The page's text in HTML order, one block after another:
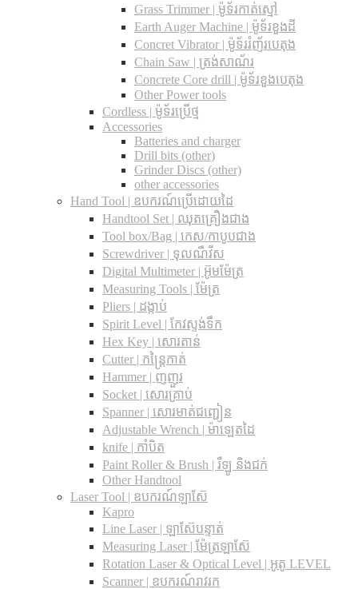
Grass Trimmer | ម៉ូទ័រកាត់ស្មៅ
Earth Auger Machine | ម៉ូទ័រខួងដី
Concret Vibrator | ម៉ូទ័ររំញ័របេតុង
Chain Saw | ត្រង់សាណ័រ
Concrete Core drill | ម៉ូទ័រខួងបេតុង
Other Power tools
Cordless​ | ម៉ូទ័រប្រើថ្ម
Accessories
Batteries and charger
Drill bits (other)
Grinder Discs (other)
other accessories
Hand Tool | ឧបករណ៍ប្រើដោយដៃ
Handtool Set | ឈុតគ្រឿងជាង
Tool box/Bag | កេស/កាបូបជាង
Screwdriver | ទុលណឺវីស
Digital Multimeter | អ៊ូមម៉ែត្រ
Measuring Tools | ម៉ែត្រ
Pliers | ដង្កាប់
Spirit Level | កែវស្ទង់ទឹក
Hex Key | សោរតាន់
Cutter | កន្រ្តៃកាត់
Hammer | ញញួរ
Socket | សោរគ្រាប់
Spanner |​ សោរមាត់ជញ្ជៀន
Adjustable Wrench |​ ម៉ាឡេតដៃ
knife | កាំបិត
Paint Roller & Brush | រឺឡូ និងជក់
Other Handtool
Laser Tool | ឧបករណ៍ឡាស៊ែ
Kapro
Line Laser | ឡាស៊ែបន្ទាត់
Measuring Laser | ម៉ែត្រឡាស៊ែ
Rotation Laser & Optical Level | អូតូ LEVEL
Scanner | ឧបករណ៍រាវរក